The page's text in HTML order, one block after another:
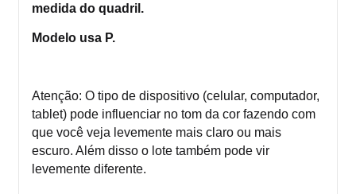
medida do quadril.
Modelo usa P.
Atenção: O tipo de dispositivo (celular, computador,
tablet) pode influenciar no tom da cor fazendo com
que você veja levemente mais claro ou mais
escuro. Além disso o lote também pode vir
levemente diferente.